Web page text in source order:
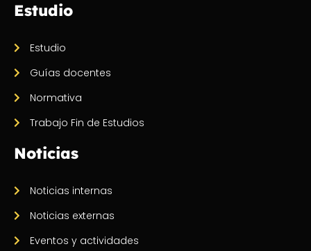
Estudio
Estudio
Guías docentes
Normativa
Trabajo Fin de Estudios
Noticias
Noticias internas
Noticias externas
Eventos y actividades